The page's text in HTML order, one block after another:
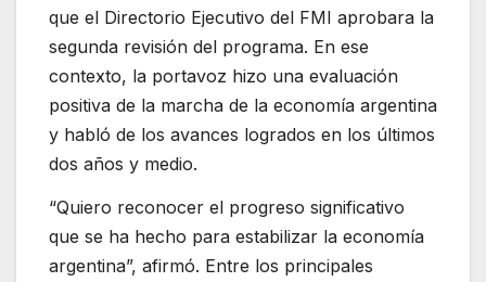
que el Directorio Ejecutivo del FMI aprobara la
segunda revisión del programa. En ese
contexto, la portavoz hizo una evaluación
positiva de la marcha de la economía argentina
y habló de los avances logrados en los últimos
dos años y medio.
“Quiero reconocer el progreso significativo
que se ha hecho para estabilizar la economía
argentina”, afirmó. Entre los principales